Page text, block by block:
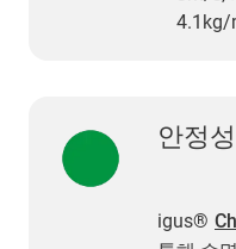
4.1kg/
안정성
igus®